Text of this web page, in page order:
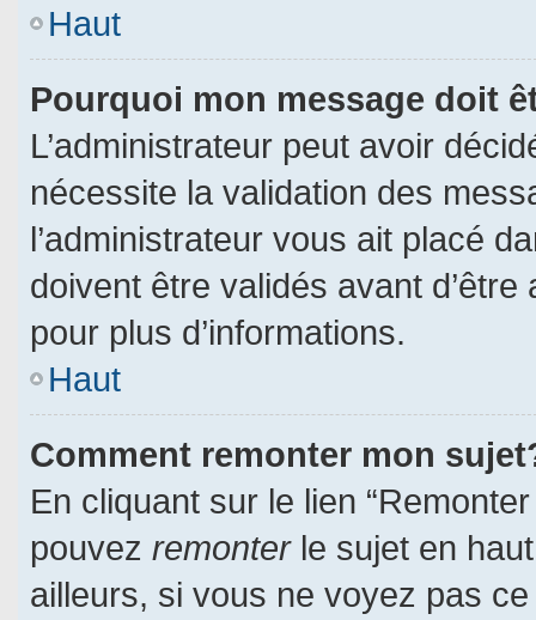
Haut
Pourquoi mon message doit
L’administrateur peut avoir
nécessite la validation des
l’administrateur vous ait placé
doivent être validés avant
pour plus d’informations.
Haut
Comment remonter mon
En cliquant sur le lien
pouvez remonterle sujet en
ailleurs, si vous ne voyez pas